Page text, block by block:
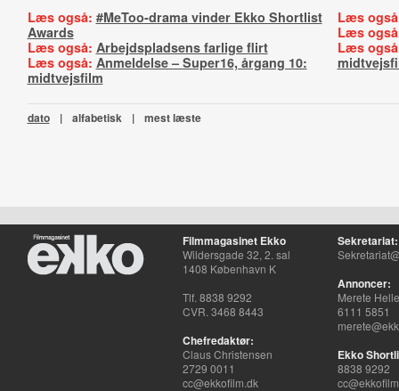
Læs også: #MeToo-drama vinder Ekko Shortlist
Awards
Læs også: Arbejdspladsens farlige flirt
Læs også: Anmeldelse – Super16, årgang 10:
midtvejsfilm
Læs
Læs
Læs
dato | alfabetisk | mest læste
Filmmagasinet Ekko
Wildersgade 32, 2. sal
1408 København K
Tlf. 8838 9292
CVR. 3468 8443
Chefredaktør:
Claus Christensen
2729 0011
cc@ekkofilm.dk
Sekretariat:
Annoncer:
Merete
6111 5851
Ekko
8838 9292